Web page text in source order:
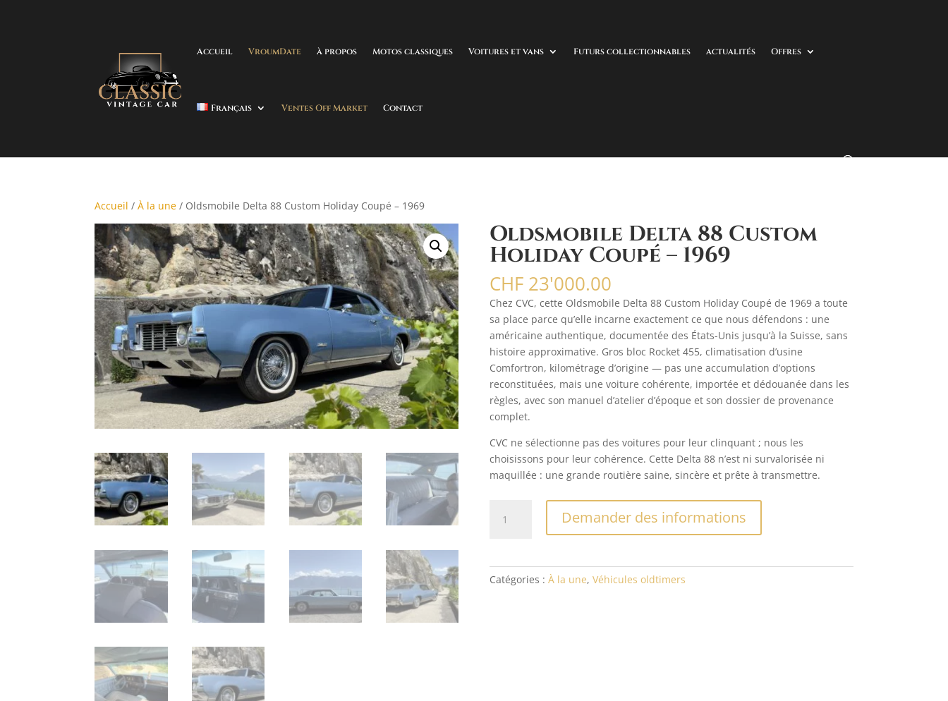
Accueil VroumDate à propos Motos classiques Voitures et vans Futurs collectionnables actualités Offres
Français Ventes Off Market Contact
Accueil /À la une / Oldsmobile Delta 88 Custom Holiday Coupé – 1969
Oldsmobile Delta 88 Custom
Holiday Coupé – 1969
CHF23'000.00
Chez CVC, cette Oldsmobile Delta 88 Custom Holiday Coupé de 1969 a toute
sa place parce qu’elle incarne exactement ce que nous défendons : une
américaine authentique, documentée des États-Unis jusqu’à la Suisse, sans
histoire approximative. Gros bloc Rocket 455, climatisation d’usine
Comfortron, kilométrage d’origine — pas une accumulation d’options
reconstituées, mais une voiture cohérente, importée et dédouanée dans les
règles, avec son manuel d’atelier d’époque et son dossier de provenance
complet.
CVC ne sélectionne pas des voitures pour leur clinquant ; nous les
choisissons pour leur cohérence. Cette Delta 88 n’est ni survalorisée ni
maquillée : une grande routière saine, sincère et prête à transmettre.
Custom
Demander des informations
Catégories : À la une, Véhicules oldtimers